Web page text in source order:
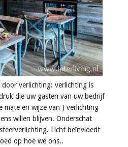
verlichting: verlichting is
die uw gasten van uw bedrijf
mate en wijze van ) verlichting
willen blijven. Onderschat
Licht beïnvloedt
op hoe we ons..